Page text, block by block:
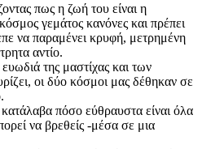
πως η ζωή του είναι η
γεμάτος κανόνες και πρέπει
να παραμένει κρυφή, μετρημένη
αντίο.
της μαστίχας και των
οι δύο κόσμοι μας δέθηκαν σε
πόσο εύθραυστα είναι όλα
να βρεθείς -μέσα σε μια